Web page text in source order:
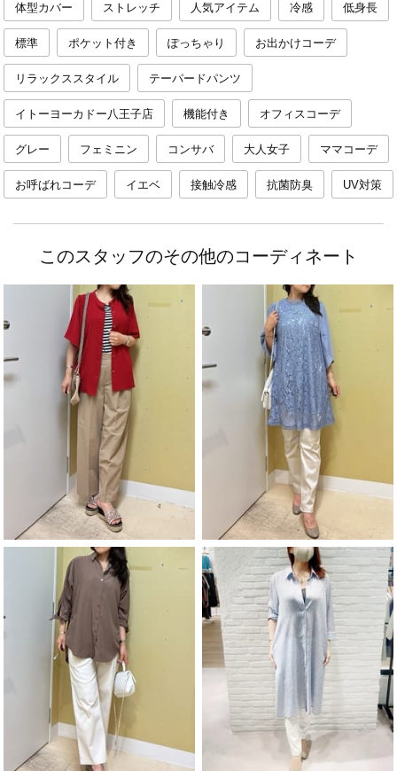
体型カバー ストレッチ 人気アイテム 冷感 低身長
標準 ポケット付き ぽっちゃり お出かけコーデ
リラックススタイル テーパードパンツ
イトーヨーカドー八王子店 機能付き オフィスコーデ
グレー フェミニン コンサバ 大人女子 ママコーデ
お呼ばれコーデ イエベ 接触冷感 抗菌防臭 UV対策
このスタッフのその他のコーディネート